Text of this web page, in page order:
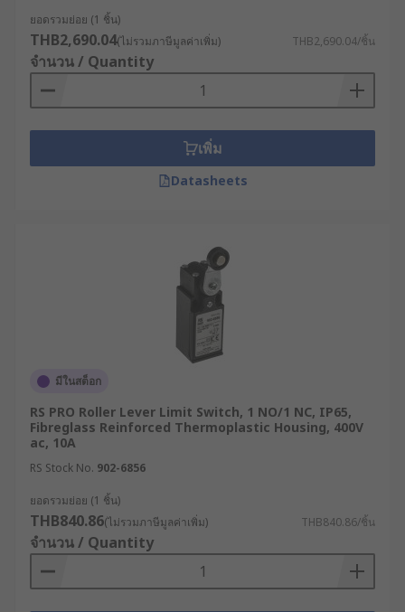
Receptacle (เต้ารับ) หรือ Terminals (ขั้ว
ต่อ)
เป็นจุดเชื่อมต่อทางไฟฟ้าที่ใช้สำหรับงานติดตั้งเดินสาย
ไฟ ทำหน้าที่สร้างจุดเชื่อมต่อทางไฟฟ้าที่มั่นคงและ
ปลอดภัย เพื่อใช้ในการเชื่อมโยงลิมิตสวิทช์เข้ากับวงจร
ประเภทของตัวกระตุ้น
ตัวกระตุ้นหรือ Actuator เป็นองค์ประกอบสำคัญของ
Limit Switch แบบต่าง ๆ จึงเป็นส่วนที่ไม่ควรมองข้าม
หากต้องการติดตั้งลิมิตสวิตช์ไว้ในโรงงานอุตสาหกรรม
และในท้องตลาดก็มีรูปแบบตัวกระตุ้นให้เลือกใช้งาน
อย่างหลากหลาย ซึ่งคุณสามารถเลือกให้สอดคล้องและ
ตอบโจทย์กับรูปแบบการใช้งานได้เลย โดยการเลือกตัว
กระตุ้นให้เหมาะสมนั้น ก็ขึ้นอยู่กับตำแหน่งที่ติดตั้ง แรง
ที่ต้องการ และวัตถุที่ต้องการตรวจจับ โดยที่พบได้ทั่วไป
มีดังต่อไปนี้
Rotary Lever (แบบก้านโยกหมุน)
Rotary Leverเป็นประเภทของตัวกระตุ้นที่ทำงานโดย
การใช้ก้านโยกเชื่อมต่อกับชุดหน้าสัมผัสไฟฟ้า เมื่อมี
วัตถุเข้ามาชนหรือสัมผัส แรงที่กระทำต่อก้านโยกจะส่ง
ยอดรวมย่อย (1 ชิ้น)
THB2,690.04(ไม่รวมภาษีมูลค่าเพิ่ม) THB2,690.04/ชิ้น
จำนวน / Quantity
เพิ่ม
Datasheets
มีในสต็อก
RS PRO Roller Lever Limit Switch, 1 NO/1 NC, IP65,
Fibreglass Reinforced Thermoplastic Housing, 400V
ac, 10A
RS Stock No. 902-6856
ยอดรวมย่อย (1 ชิ้น)
THB840.86(ไม่รวมภาษีมูลค่าเพิ่ม) THB840.86/ชิ้น
จำนวน / Quantity